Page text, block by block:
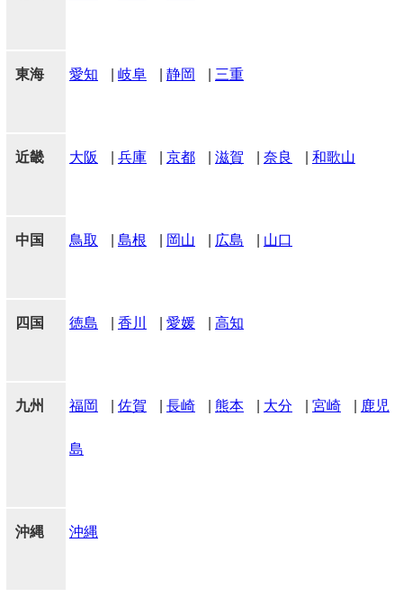
東海 愛知 岐阜 静岡 三重
近畿 大阪 兵庫 京都 滋賀 奈良 和歌山
中国 鳥取 島根 岡山 広島 山口
四国 徳島 香川 愛媛 高知
九州 福岡 佐賀 長崎 熊本 大分 宮崎 鹿児
島
沖縄 沖縄